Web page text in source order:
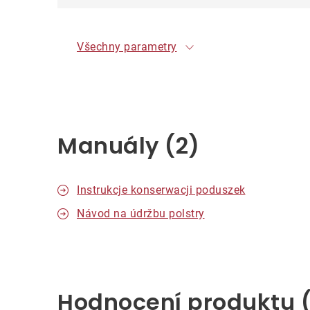
Všechny parametry
Manuály (2)
Instrukcje konserwacji poduszek
Návod na údržbu polstry
Hodnocení produktu